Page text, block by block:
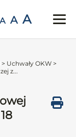
A A A
> Uchwały OKW >
z...